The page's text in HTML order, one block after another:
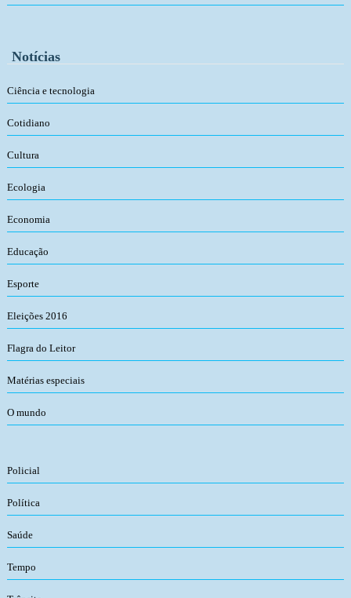
Notícias
Ciência e tecnologia
Cotidiano
Cultura
Ecologia
Economia
Educação
Esporte
Eleições 2016
Flagra do Leitor
Matérias especiais
O mundo
Policial
Política
Saúde
Tempo